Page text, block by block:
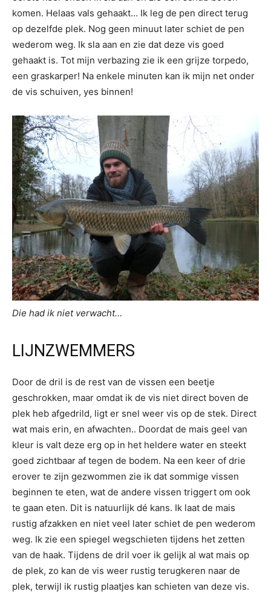
komen. Helaas vals gehaakt… Ik leg de pen direct terug
op dezelfde plek. Nog geen minuut later schiet de pen
wederom weg. Ik sla aan en zie dat deze vis goed
gehaakt is. Tot mijn verbazing zie ik een grijze torpedo,
een graskarper! Na enkele minuten kan ik mijn net onder
de vis schuiven, yes binnen!
Die had ik niet verwacht…
LIJNZWEMMERS
Door de dril is de rest van de vissen een beetje
geschrokken, maar omdat ik de vis niet direct boven de
plek heb afgedrild, ligt er snel weer vis op de stek. Direct
wat mais erin, en afwachten.. Doordat de mais geel van
kleur is valt deze erg op in het heldere water en steekt
goed zichtbaar af tegen de bodem. Na een keer of drie
erover te zijn gezwommen zie ik dat sommige vissen
beginnen te eten, wat de andere vissen triggert om ook
te gaan eten. Dit is natuurlijk dé kans. Ik laat de mais
rustig afzakken en niet veel later schiet de pen wederom
weg. Ik zie een spiegel wegschieten tijdens het zetten
van de haak. Tijdens de dril voer ik gelijk al wat mais op
de plek, zo kan de vis weer rustig terugkeren naar de
plek, terwijl ik rustig plaatjes kan schieten van deze vis.